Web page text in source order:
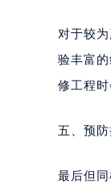
对于较
验丰富
修工程
五、预
最后但